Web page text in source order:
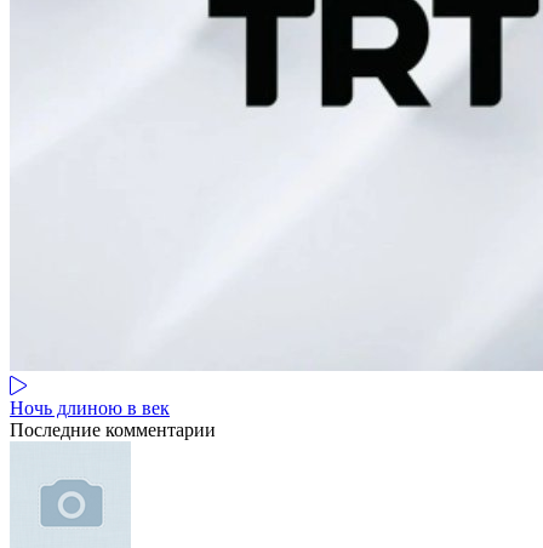
Ночь длиною в век
Последние комментарии